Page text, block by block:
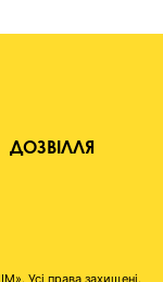
ДОЗВІЛЛЯ
Усі права захищені.